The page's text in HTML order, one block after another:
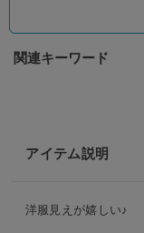
関連キーワード
アイテム説明
洋服見えが嬉しい♪